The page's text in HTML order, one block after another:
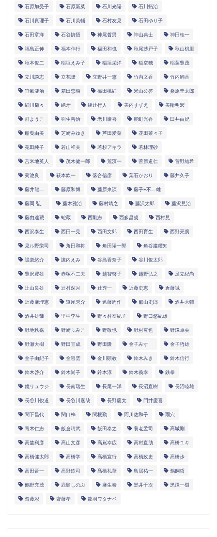
石原加受子 石原新菜 石川光陽 石川拓治
石川真理子 石川英輔 石村友見 石田ゆり子
石田章洋 石谷慎悟 神尾哲男 神山典士 神田桂一
福島正伸 福本伸行 福田和也 秋尾沙戸子 秋山桃里
秋本俊二 稲垣えみ子 稲垣栄洋 稲空穂 稲葉豊茂
立川談志 立花隆 立野井一恵 竹内文香 竹内絢香
笹氣健治 箱田忠昭 篠田桃紅 米山公啓 粂原圭太郎
細川貂々 絶牙 綾辻行人 美内すずえ 美輪明宏
群ようこ 羽生善治 老川慶喜 能町光香 臼井由妃
船曳由美 芝崎みゆき 芦田愛菜 花田菜々子
苑田純子 若山祥夫 若杉アキラ 若林理砂
苫米地英人 茂木健一郎 荒濱一 菅原道仁 菅野結希
菊池良 萩本欽一 落合信彦 葉石かおり 藤井久子
藤井龍二 藤原和博 藤原東演 藤子F不二雄
藤岡 弘、 藤木雅治 藤村靖之 藤沢太郎 藤沢晃治
藤由達藏 蛇蔵 西剛志 西多昌規 西村晃
西沢泰生 西田一見 西田文郎 西田育生 西野亮廣
見ル野栄司 角田和将 角田陽一郎 角谷建耀知
設楽悠介 諏内えみ 谷島香奈子 谷川俊太郎
豊沢豊雄 赤塚不二夫 越智啓子 越野弘之 足立紀尚
辻山良雄 辻村深月 辻秀一 近藤史恵 近藤誠
近藤麻理恵 道尾秀介 遠藤周作 郡山史郎 酒井大輔
酒井雄哉 里中李生 野々村友紀子 野口悠紀雄
野地秩嘉 野崎ふみこ 野敬也 野村克也 野澤卓央
野瀬大樹 野田宜成 野田隆 金子みすゞ 金子哲雄
金子由紀子 金容雲 金川顕教 鈴木みき 鈴木信行
鈴木啓介 鈴木尚子 鈴木淳 鈴木義幸 鉄拳
鏡リュウジ 長南瑞生 長尾一洋 長沼直樹 長沼睦雄
長谷川俊道 長谷川嘉哉 長野慶太 門井慶喜
関下昌代 関口梓 関根勤 阿川佐和子 雨穴
青木仁志 飯倉晴武 飯田泰之 養老孟司 高城剛
高埜利彦 高山文彦 高嶌幸広 高村直助 高橋ユキ
高橋健太郎 高橋学 高橋宣行 高橋政史 高橋歩
高田晋一 高野鉄司 髙橋礼華 鳥居祐一 鵜飼哲
鶴野充茂 鹿島しのぶ 麻生泰 黒井千次 黒澤一樹
齊藤彩 齋藤孝 龍羽ワタナベ